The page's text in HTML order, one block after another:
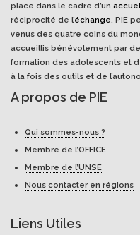
place dans le cadre d’un
réciprocité de l’échange. PIE
venus des quatre coins du
accueillis bénévolement par
formation des adolescents et
à la fois des outils et de
A propos de PIE
Qui sommes-nous ?
Membre de l’OFFICE
Membre de l’UNSE
Nous contacter en régions
Liens Utiles